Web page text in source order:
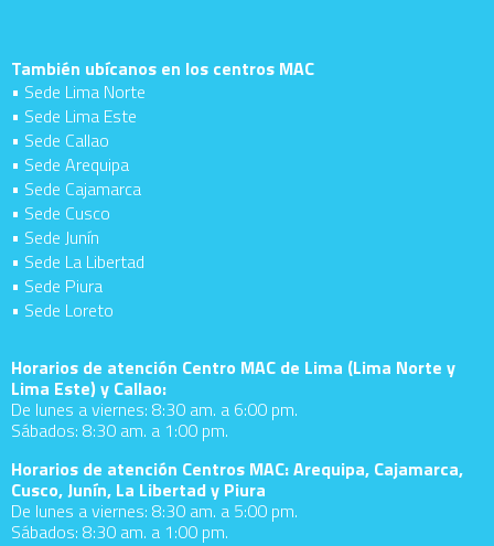
También ubícanos en los centros MAC
• Sede Lima Norte
• Sede Lima Este
• Sede Callao
• Sede Arequipa
• Sede Cajamarca
• Sede Cusco
• Sede Junín
• Sede La Libertad
• Sede Piura
• Sede Loreto
Horarios de atención Centro MAC de Lima (Lima Norte y
Lima Este) y Callao:
De lunes a viernes: 8:30 am. a 6:00 pm.
Sábados: 8:30 am. a 1:00 pm.
Horarios de atención Centros MAC: Arequipa, Cajamarca,
Cusco, Junín, La Libertad y Piura
De lunes a viernes: 8:30 am. a 5:00 pm.
Sábados: 8:30 am. a 1:00 pm.